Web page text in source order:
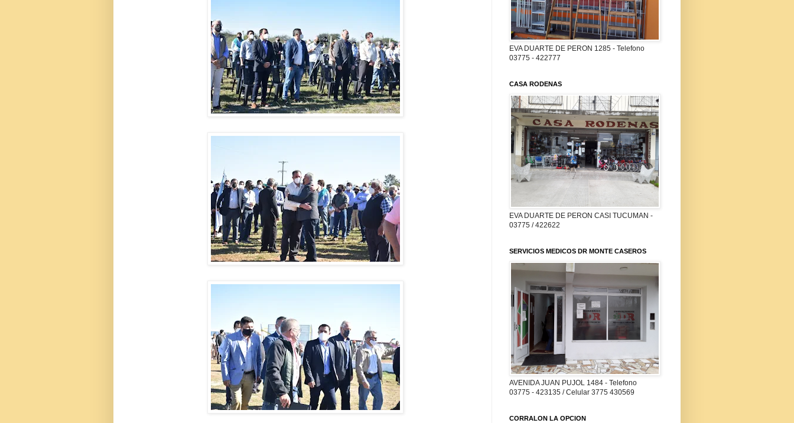
EVA DUARTE DE PERON 1285 - Telefono
03775 - 422777
CASA RODENAS
EVA DUARTE DE PERON CASI TUCUMAN -
03775 / 422622
SERVICIOS MEDICOS DR MONTE CASEROS
AVENIDA JUAN PUJOL 1484 - Telefono
03775 - 423135 / Celular 3775 430569
CORRALON LA OPCION